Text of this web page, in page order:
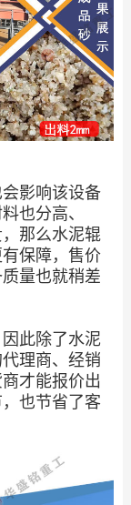
影响该设备
也分高、
那么水泥辊
保障，售价
量也就稍差
此除了水泥
理商、经销
才能报价出
也节省了客